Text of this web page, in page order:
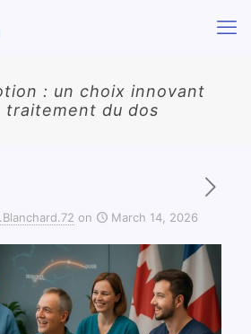
: un choix innovant
traitement du dos
on March 14, 2026